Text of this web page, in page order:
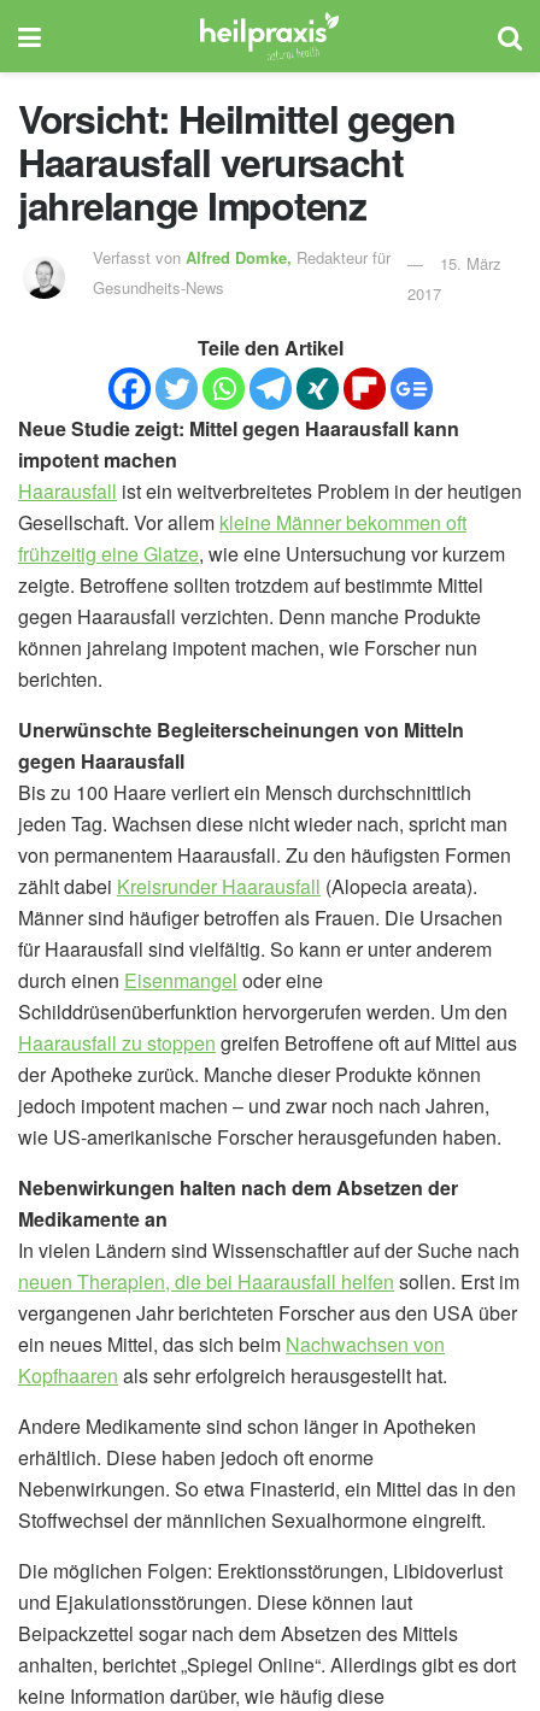
Vorsicht: Heilmittel gegen
Haarausfall verursacht
jahrelange Impotenz
Verfasst vonAlfred Domke, Redakteur für
Gesundheits-News
15. März
2017
Teile den Artikel
Neue Studie zeigt: Mittel gegen Haarausfall kann
impotent machen
Haarausfall ist ein weitverbreitetes Problem in der heutigen
Gesellschaft. Vor allem kleine Männer bekommen oft
frühzeitig eine Glatze, wie eine Untersuchung vor kurzem
zeigte. Betroffene sollten trotzdem auf bestimmte Mittel
gegen Haarausfall verzichten. Denn manche Produkte
können jahrelang impotent machen, wie Forscher nun
berichten.
Unerwünschte Begleiterscheinungen von Mitteln
gegen Haarausfall
Bis zu 100 Haare verliert ein Mensch durchschnittlich
jeden Tag. Wachsen diese nicht wieder nach, spricht man
von permanentem Haarausfall. Zu den häufigsten Formen
zählt dabei Kreisrunder Haarausfall (Alopecia areata).
Männer sind häufiger betroffen als Frauen. Die Ursachen
für Haarausfall sind vielfältig. So kann er unter anderem
durch einen Eisenmangel oder eine
Schilddrüsenüberfunktion hervorgerufen werden. Um den
Haarausfall zu stoppen greifen Betroffene oft auf Mittel aus
der Apotheke zurück. Manche dieser Produkte können
jedoch impotent machen – und zwar noch nach Jahren,
wie US-amerikanische Forscher herausgefunden haben.
Nebenwirkungen halten nach dem Absetzen der
Medikamente an
In vielen Ländern sind Wissenschaftler auf der Suche nach
neuen Therapien, die bei Haarausfall helfen sollen. Erst im
vergangenen Jahr berichteten Forscher aus den USA über
ein neues Mittel, das sich beim Nachwachsen von
Kopfhaaren als sehr erfolgreich herausgestellt hat.
Andere Medikamente sind schon länger in Apotheken
erhältlich. Diese haben jedoch oft enorme
Nebenwirkungen. So etwa Finasterid, ein Mittel das in den
Stoffwechsel der männlichen Sexualhormone eingreift.
Die möglichen Folgen: Erektionsstörungen, Libidoverlust
und Ejakulationsstörungen. Diese können laut
Beipackzettel sogar nach dem Absetzen des Mittels
anhalten, berichtet „Spiegel Online“. Allerdings gibt es dort
keine Information darüber, wie häufig diese